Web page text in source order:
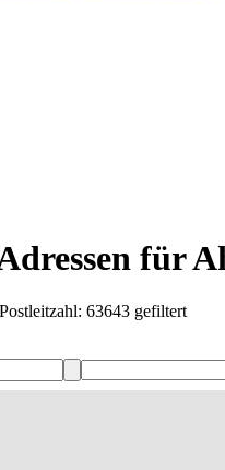
für
63643 gefiltert